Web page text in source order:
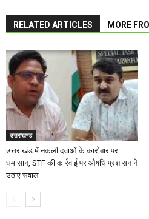
RELATED ARTICLES MORE
उत्तराखण्ड
उत्तराखंड में नकली दवाओं के कारोबार पर
घमासान, STF की कार्रवाई पर औषधि प्रशासन ने
उठाए सवाल